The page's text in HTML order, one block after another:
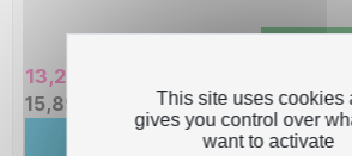
En stock -
13,24 € HT
15,89 € TTC
Ajouter au panier
This site uses cookies
gives you control over
want to activate